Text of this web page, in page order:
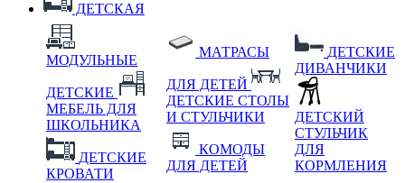
ДЕТСКАЯ
МОДУЛЬНЫЕ
ДЕТСКИЕ
МЕБЕЛЬ ДЛЯ
ШКОЛЬНИКА
ДЕТСКИЕ
КРОВАТИ
МАТРАСЫ
ДЛЯ ДЕТЕЙ
ДЕТСКИЕ СТОЛЫ
И СТУЛЬЧИКИ
КОМОДЫ
ДЛЯ ДЕТЕЙ
ДЕТСКИЕ
ДИВАНЧИКИ
ДЕТСКИЙ
СТУЛЬЧИК
ДЛЯ
КОРМЛЕНИЯ